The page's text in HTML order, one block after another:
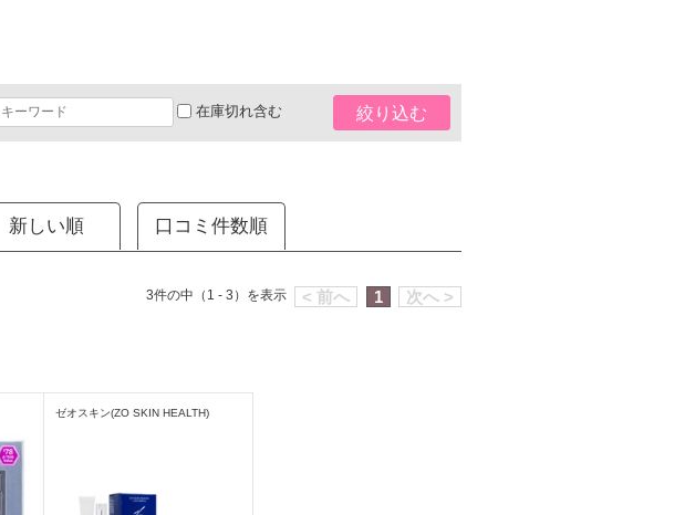
在庫切れ含む 絞り込む
新しい順 口コミ件数順
< 前へ 1 次へ >
3件の中（1 - 3）を表示
ゼオスキン(ZO SKIN HEALTH)